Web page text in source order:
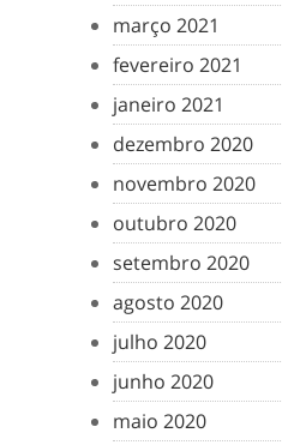
março 2021
fevereiro 2021
janeiro 2021
dezembro 2020
novembro 2020
outubro 2020
setembro 2020
agosto 2020
julho 2020
junho 2020
maio 2020